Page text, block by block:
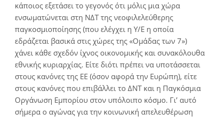
κάποιος εξετάσει το γεγονός ότι μόλις μια χώρα
ενσωματώνεται στη ΝΔΤ της νεοφιλελεύθερης
παγκοσμιοποίησης (που ελέγχει η Υ/Ε η οποία
εδράζεται βασικά στις χώρες της «Ομάδας των 7»)
χάνει κάθε σχεδόν ίχνος οικονομικής και συνακόλουθα
εθνικής κυριαρχίας. Είτε διότι πρέπει να υποτάσσεται
στους κανόνες της ΕΕ (όσον αφορά την Ευρώπη), είτε
στους κανόνες που επιβάλλει το ΔΝΤ και η Παγκόσμια
Οργάνωση Εμπορίου στον υπόλοιπο κόσμο. Γι’ αυτό
σήμερα ο αγώνας για την κοινωνική απελευθέρωση